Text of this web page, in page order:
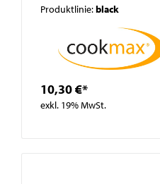
Produktlinie:black
10,30 €*
exkl. 19% MwSt.